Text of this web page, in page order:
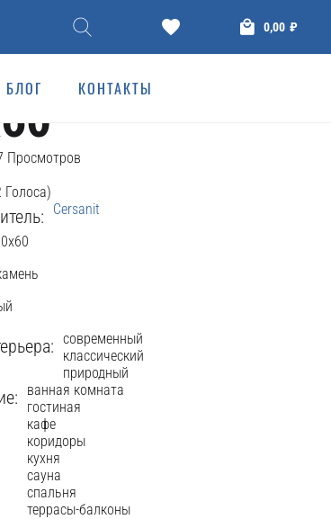
₽
0,00
БЛОГ КОНТАКТЫ
BLANC
Просмотров
Голоса)
Cersanit
современный
классический
природный
ванная комната
гостиная
кафе
коридоры
кухня
сауна
спальня
террасы-балконы